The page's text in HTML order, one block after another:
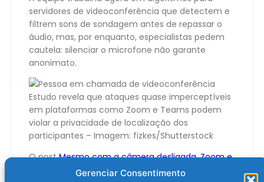
Gerenciar Consentimento
servidores de videoconferência que detectem e
filtrem sons de sondagem antes de repassar o
áudio, mas, por enquanto, especialistas pedem
cautela: silenciar o microfone não garante
anonimato.
Estudo revela que ataques quase imperceptíveis
em plataformas como Zoom e Teams podem
violar a privacidade de localização dos
participantes – Imagem: fizkes/Shutterstock
O postMesmo com a câmera desligada, Zoom e
Teams podem revelar sua localização